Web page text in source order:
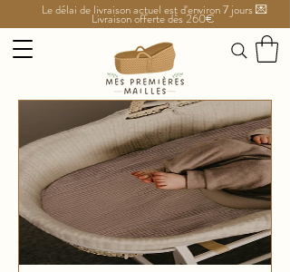
Le délai de livraison actuel est d'environ 7 jours 💌
Livraison offerte dès 260€